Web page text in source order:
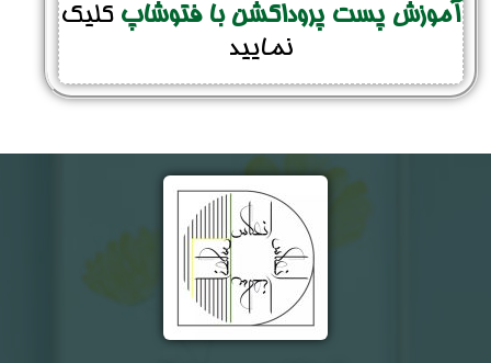
آموزش پست پروداکشن با فتوشاپ کلیک
نمایید